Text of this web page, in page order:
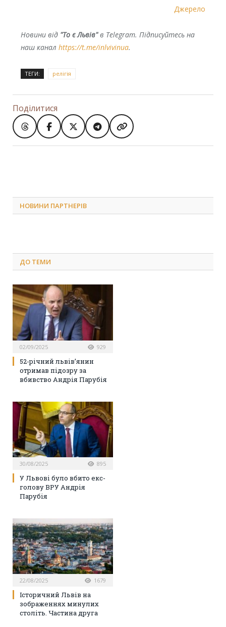
Джерело
Новини від "То є Львів"в Telegram. Підписуйтесь на
наш канал https://t.me/inlvivinua.
ТЕГИ: релігія
Поділитися
НОВИНИ ПАРТНЕРІВ
ДО ТЕМИ
02/09/2025 929
52-річний львів’янин
отримав підозру за
вбивство Андрія Парубія
30/08/2025 895
У Львові було вбито екс-
голову ВРУ Андрія
Парубія
22/08/2025 1679
Історичний Львів на
зображеннях минулих
століть. Частина друга